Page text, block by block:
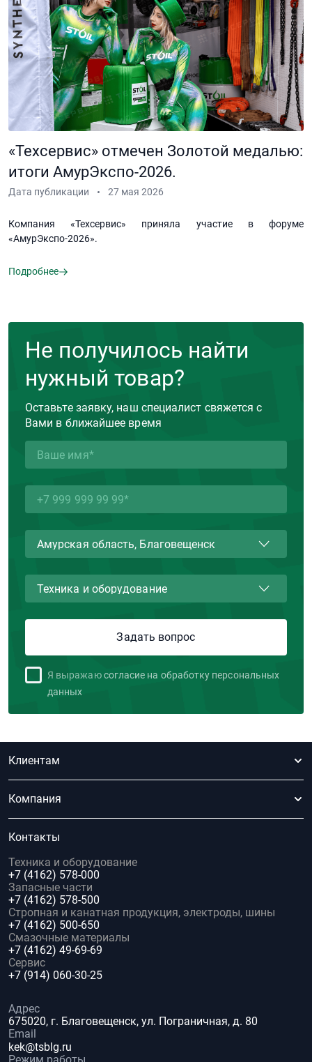
«Техсервис» отмечен Золотой медалью:
итоги АмурЭкспо-2026.
Дата публикации 27 мая 2026
Компания «Техсервис» приняла участие в форуме
«АмурЭкспо-2026».
Подробнее
Не получилось найти
нужный товар?
Оставьте заявку, наш специалист свяжется с
Вами в ближайшее время
Я выражаю согласие на обработку персональных
данных
Клиентам
Компания
Контакты
Техника и оборудование
+7 (4162) 578-000
Запасные части
+7 (4162) 578-500
Стропная и канатная продукция, электроды, шины
+7 (4162) 500-650
Смазочные материалы
+7 (4162) 49-69-69
Сервис
+7 (914) 060-30-25
Адрес
675020, г. Благовещенск, ул. Пограничная, д. 80
Email
kek@tsblg.ru